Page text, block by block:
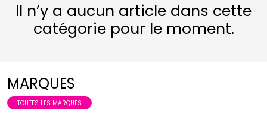
Il n’y a aucun article dans cette
catégorie pour le moment.
MARQUES
TOUTES LES MARQUES